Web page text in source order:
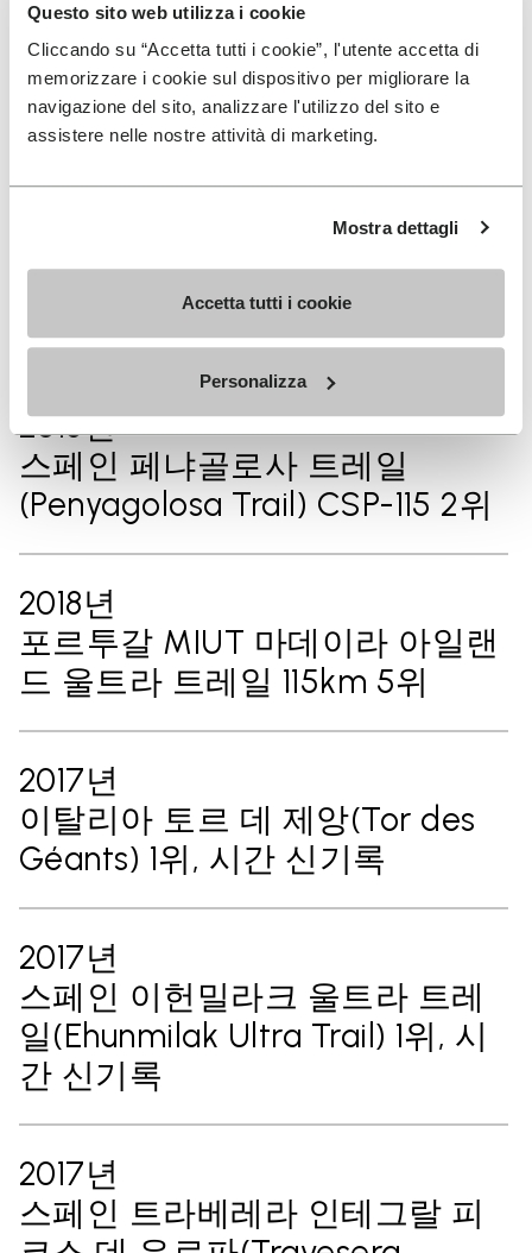
Questo sito web utilizza i cookie
Cliccando su “Accetta tutti i cookie”, l'utente accetta di
memorizzare i cookie sul dispositivo per migliorare la
navigazione del sito, analizzare l'utilizzo del sito e
assistere nelle nostre attività di marketing.
Mostra dettagli
Accetta tutti i cookie
Personalizza
2019년
스페인 이헌밀라크 울트라 트레
일 2위
스페인 프루에바 드 그란 폰도
‘히루 하운디아크’(Prueba de
Gran Fondo 'Hiru Haundiak') 1위
2018년
스페인 페냐골로사 트레일
(Penyagolosa Trail) CSP-115 2위
2018년
포르투갈 MIUT 마데이라 아일랜
드 울트라 트레일 115km 5위
2017년
이탈리아 토르 데 제앙(Tor des
Géants) 1위, 시간 신기록
2017년
스페인 이헌밀라크 울트라 트레
일(Ehunmilak Ultra Trail) 1위, 시
간 신기록
2017년
스페인 트라베레라 인테그랄 피